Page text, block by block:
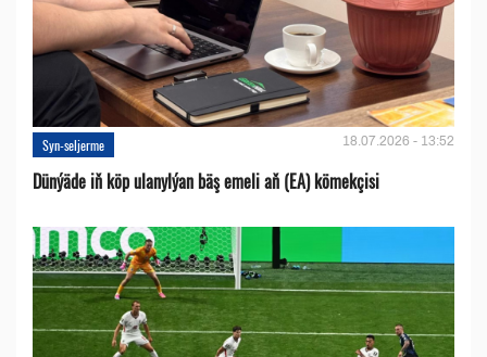
Syn-seljerme 18.07.2026 - 13:52
Dünýäde iň köp ulanylýan bäş emeli aň (EA) kömekçisi